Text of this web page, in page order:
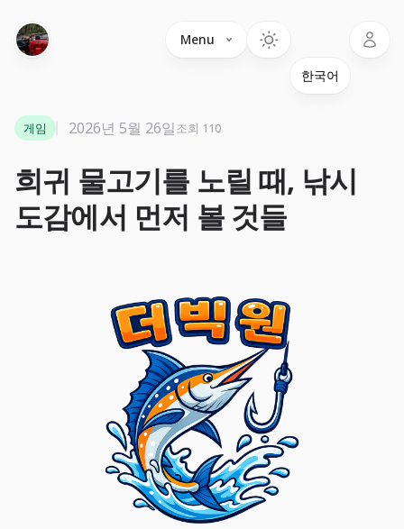
Menu
희귀 물고기를 노릴 때, 낚시
도감에서 먼저 볼 것들
게임 2026년 5월 26일조회 110